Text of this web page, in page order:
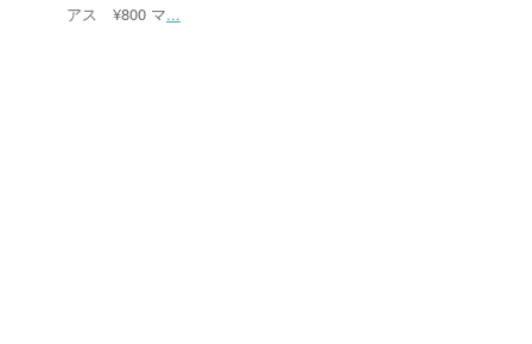
アス ¥800 マ...